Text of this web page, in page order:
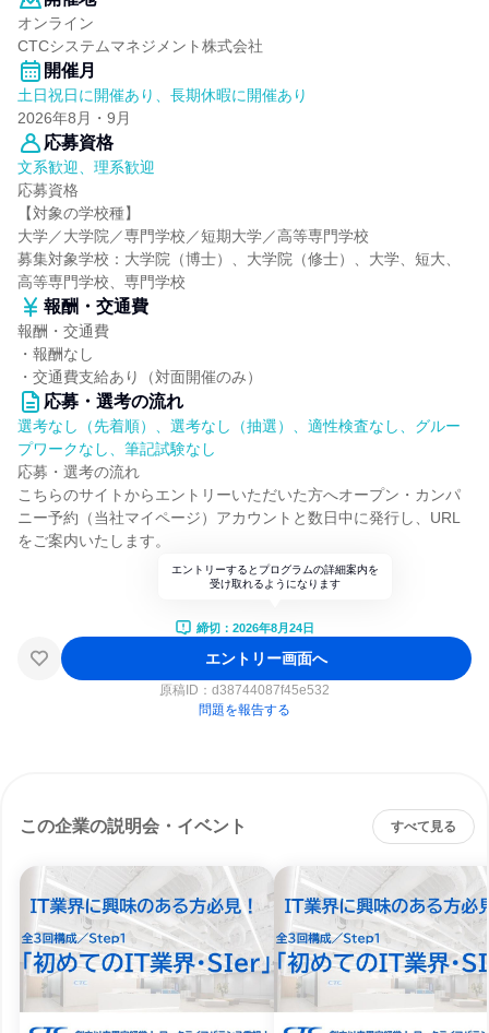
オンライン
CTCシステムマネジメント株式会社
開催月
土日祝日に開催あり、長期休暇に開催あり
2026年8月・9月
応募資格
文系歓迎、理系歓迎
応募資格
【対象の学校種】
大学／大学院／専門学校／短期大学／高等専門学校
募集対象学校：大学院（博士）、大学院（修士）、大学、短大、
高等専門学校、専門学校
報酬・交通費
報酬・交通費
・報酬なし
・交通費支給あり（対面開催のみ）
応募・選考の流れ
選考なし（先着順）、選考なし（抽選）、適性検査なし、グルー
プワークなし、筆記試験なし
応募・選考の流れ
こちらのサイトからエントリーいただいた方へオープン・カンパ
ニー予約（当社マイページ）アカウントと数日中に発行し、URL
をご案内いたします。
エントリーするとプログラムの詳細案内を
受け取れるようになります
締切：2026年8月24日
エントリー画面へ
原稿ID： d38744087f45e532
問題を報告する
この企業の説明会・イベント すべて見る